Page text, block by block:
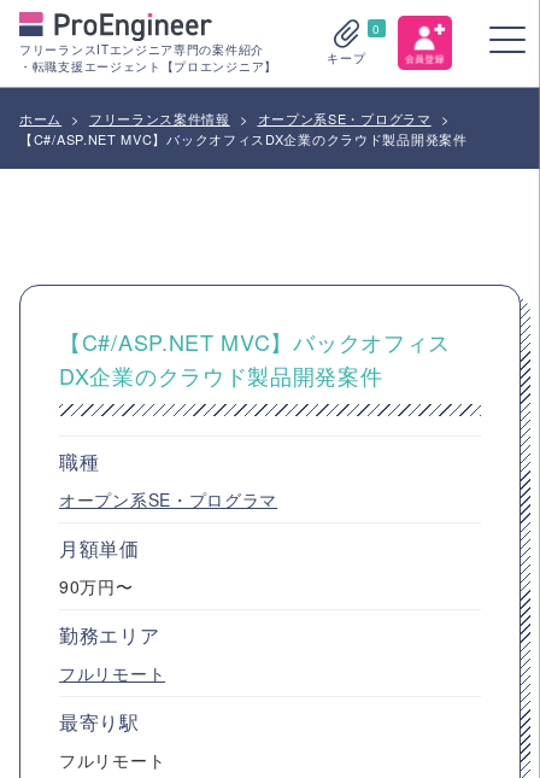
フリーランスITエンジニア専門の案件紹介
・転職支援エージェント【プロエンジニア】
0
キープ
ホーム > フリーランス案件情報 > オープン系SE・プログラマ
>
【C#/ASP.NET MVC】バックオフィスDX企業のクラウド製品開発案件
【C#/ASP.NET MVC】バックオフィス
DX企業のクラウド製品開発案件
職種
オープン系SE・プログラマ
月額単価
90万円〜
勤務エリア
フルリモート
最寄り駅
フルリモート